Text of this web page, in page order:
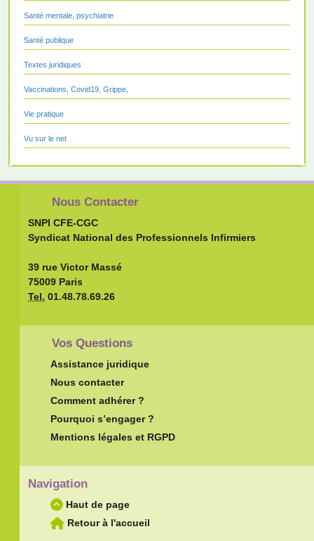
Santé mentale, psychiatrie
Santé publique
Textes juridiques
Vaccinations, Covid19, Grippe,
Vie pratique
Vu sur le net
Nous Contacter
SNPI CFE-CGC
Syndicat National des Professionnels Infirmiers
39 rue Victor Massé
75009 Paris
Tel. 01.48.78.69.26
Vos Questions
Assistance juridique
Nous contacter
Comment adhérer ?
Pourquoi s’engager ?
Mentions légales et RGPD
Navigation
Haut de page
Retour à l'accueil